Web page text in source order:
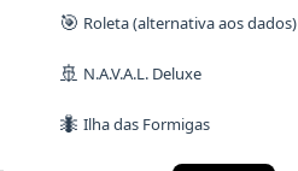
🎯 Roleta (alternativa aos dados)
🚢 N.A.V.A.L. Deluxe
🐜 Ilha das Formigas